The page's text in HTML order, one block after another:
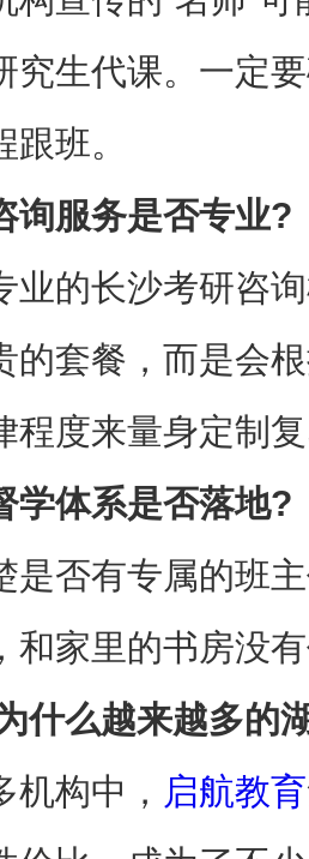
究生代课。一定
班。
询服务是否专业?​
业的长沙考研咨
的套餐，而是会
程度来量身定制复
学体系是否落地?​
是否有专属的班
和家里的书房没有
什么越来越多的
机构中， 启航教育